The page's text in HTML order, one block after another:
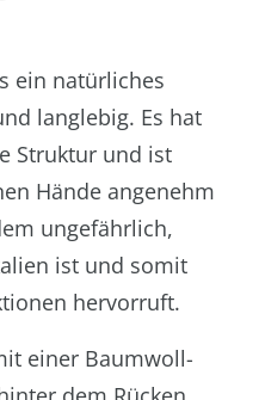
ein natürliches
langlebig. Es hat
Struktur und ist
Hände angenehm
ungefährlich,
ist und somit
hervorruft.
einer Baumwoll-